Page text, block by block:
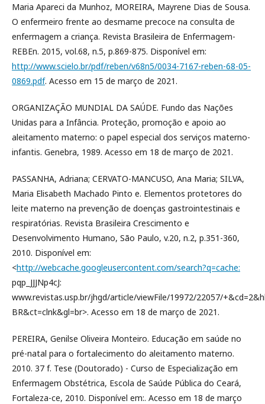
Maria Apareci da Munhoz, MOREIRA, Mayrene Dias de Sousa.
O enfermeiro frente ao desmame precoce na consulta de
enfermagem a criança. Revista Brasileira de Enfermagem-
REBEn. 2015, vol.68, n.5, p.869-875. Disponível em:
http://www.scielo.br/pdf/reben/v68n5/0034-7167-reben-68-05-
0869.pdf. Acesso em 15 de março de 2021.
ORGANIZAÇÃO MUNDIAL DA SAÚDE. Fundo das Nações
Unidas para a Infância. Proteção, promoção e apoio ao
aleitamento materno: o papel especial dos serviços materno-
infantis. Genebra, 1989. Acesso em 18 de março de 2021.
PASSANHA, Adriana; CERVATO-MANCUSO, Ana Maria; SILVA,
Maria Elisabeth Machado Pinto e. Elementos protetores do
leite materno na prevenção de doenças gastrointestinais e
respiratórias. Revista Brasileira Crescimento e
Desenvolvimento Humano, São Paulo, v.20, n.2, p.351-360,
2010. Disponível em:
<http://webcache.googleusercontent.com/search?q=cache:
pqp_JJJNp4cJ:
www.revistas.usp.br/jhgd/article/viewFile/19972/22057/
BR&ct=clnk&gl=br>. Acesso em 18 de março de 2021.
PEREIRA, Genilse Oliveira Monteiro. Educação em saúde no
pré-natal para o fortalecimento do aleitamento materno.
2010. 37 f. Tese (Doutorado) - Curso de Especialização em
Enfermagem Obstétrica, Escola de Saúde Pública do Ceará,
Fortaleza-ce, 2010. Disponível em:. Acesso em 18 de março